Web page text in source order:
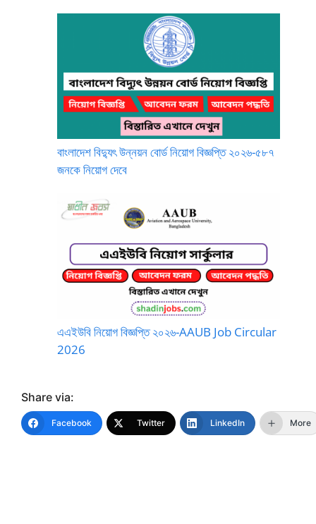
বাংলাদেশ বিদ্যুৎ উন্নয়ন বোর্ড নিয়োগ বিজ্ঞপ্তি ২০২৬-৫৮৭
জনকে নিয়োগ দেবে
এএইউবি নিয়োগ বিজ্ঞপ্তি ২০২৬-AAUB Job Circular
2026
Share via:
Facebook Twitter LinkedIn More